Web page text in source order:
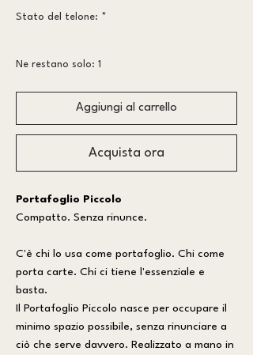
Stato del telone: *
Ne restano solo: 1
Aggiungi al carrello
Acquista ora
Portafoglio Piccolo
Compatto. Senza rinunce.
C'è chi lo usa come portafoglio. Chi come
porta carte. Chi ci tiene l'essenziale e
basta.
Il Portafoglio Piccolo nasce per occupare il
minimo spazio possibile, senza rinunciare a
ciò che serve davvero. Realizzato a mano in